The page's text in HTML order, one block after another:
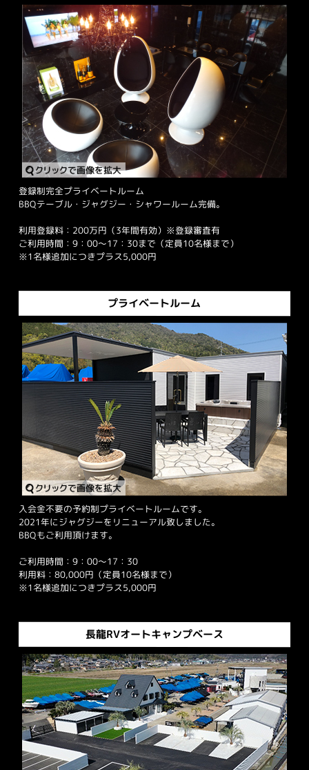
登録制完全プライベートルーム
BBQテーブル・ジャグジー・シャワールーム完備。
利用登録料：200万円（3年間有効）※登録審査有
ご利用時間：9：00～17：30まで（定員10名様まで）
※1名様追加につきプラス5,000円
プライベートルーム
入会金不要の予約制プライベートルームです。
2021年にジャグジーをリニューアル致しました。
BBQもご利用頂けます。
ご利用時間：9：00～17：30
利用料：80,000円（定員10名様まで）
※1名様追加につきプラス5,000円
長龍RVオートキャンプベース